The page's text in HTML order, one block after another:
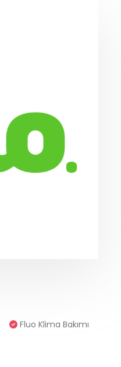
Fluo Klima Bakımı